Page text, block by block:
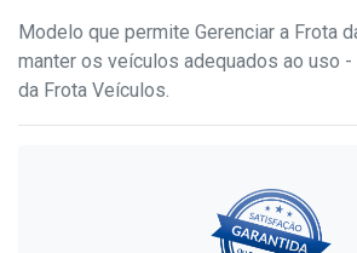
Modelo que permite Gerenciar a Frota
manter os veículos adequados ao uso -
da Frota Veículos.